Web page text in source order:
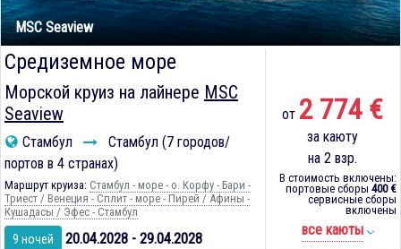
MSC Seaview
Средиземное море
Морской круиз на лайнере MSC
Seaview
Стамбул
Стамбул (7 городов/
портов в 4 странах)
Маршрут круиза: Стамбул - море - о. Корфу - Бари -
Триест / Венеция - Сплит - море - Пирей / Афины -
Кушадасы / Эфес - Стамбул
9 ночей 20.04.2028 - 29.04.2028
от 2 774 €
за каюту
на 2 взр.
В стоимость включены:
портовые сборы 400 €
сервисные сборы
включены
все каюты